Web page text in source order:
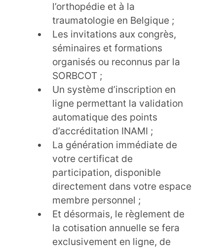
l’orthopédie et à la
traumatologie en Belgique ;
Les invitations aux congrès,
séminaires et formations
organisés ou reconnus par la
SORBCOT ;
Un système d’inscription en
ligne permettant la validation
automatique des points
d’accréditation INAMI ;
La génération immédiate de
votre certificat de
participation, disponible
directement dans votre espace
membre personnel ;
Et désormais, le règlement de
la cotisation annuelle se fera
exclusivement en ligne, de